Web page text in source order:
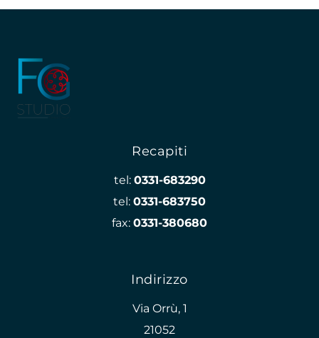
Recapiti
tel: 0331-683290
tel: 0331-683750
fax: 0331-380680
Indirizzo
Via Orrù, 1
21052